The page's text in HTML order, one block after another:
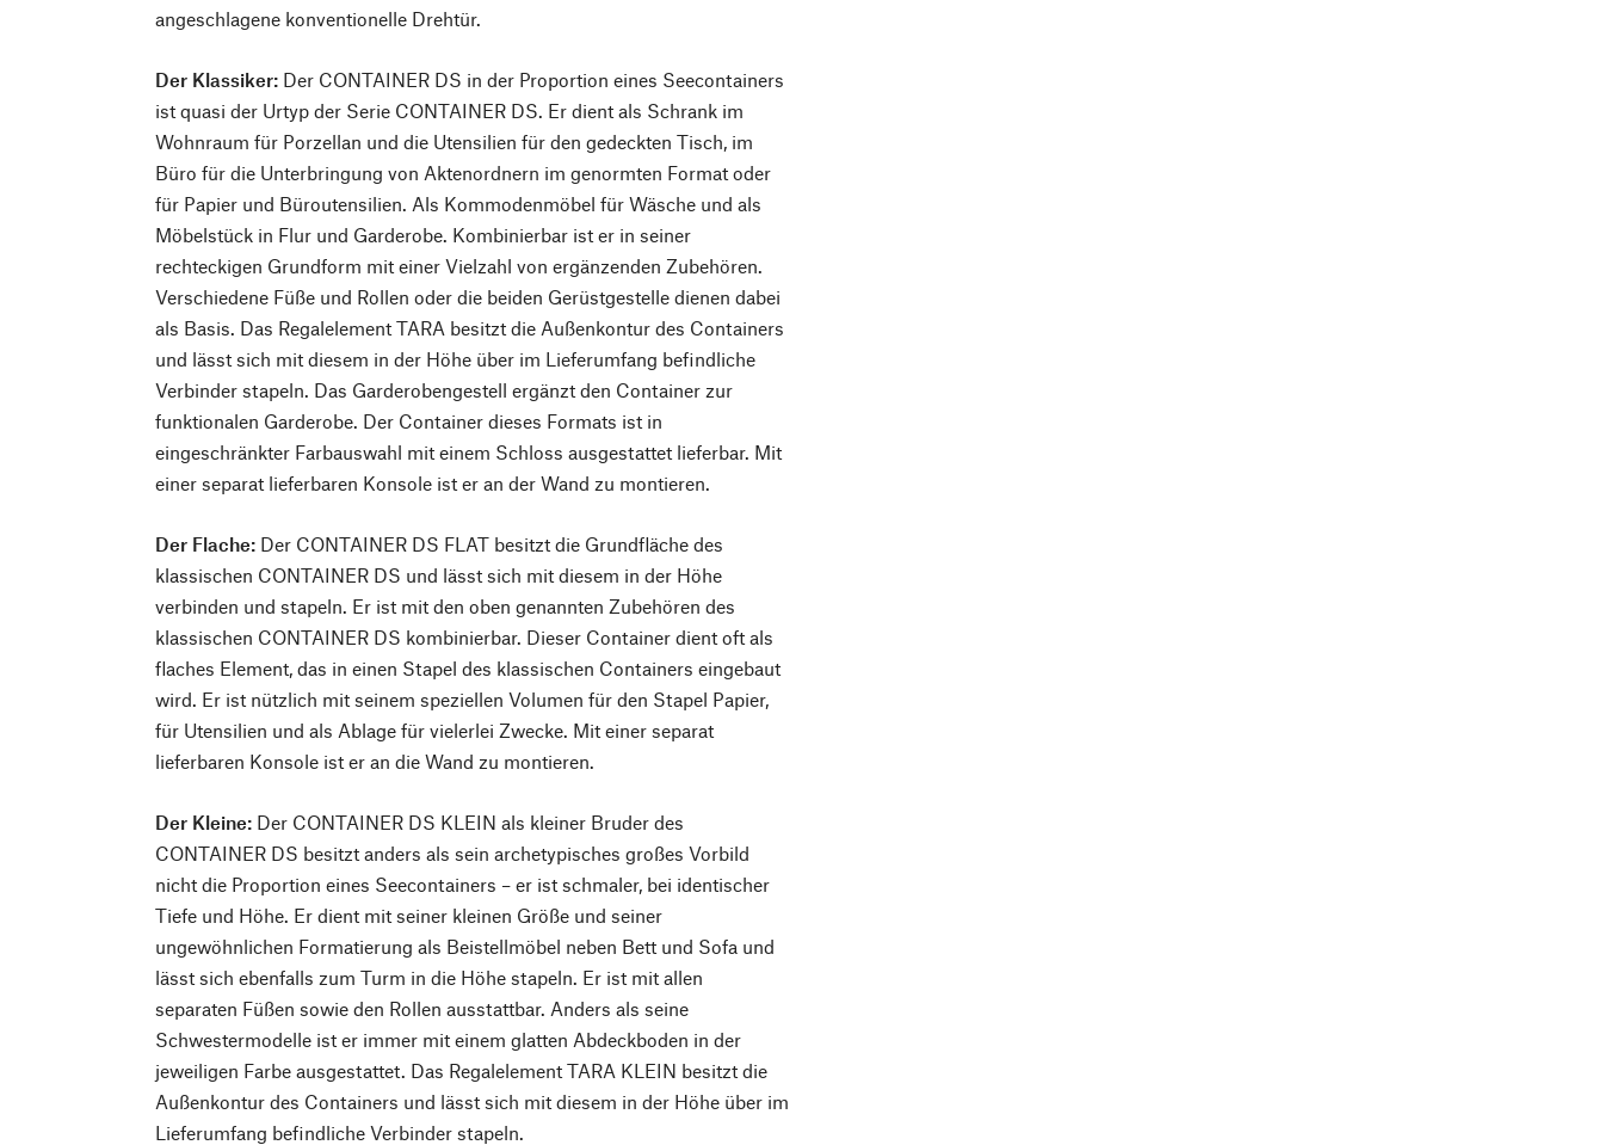
angeschlagene konventionelle Drehtür.
Der Klassiker: Der CONTAINER DS in der Proportion eines Seecontainers
ist quasi der Urtyp der Serie CONTAINER DS. Er dient als Schrank im
Wohnraum für Porzellan und die Utensilien für den gedeckten Tisch, im
Büro für die Unterbringung von Aktenordnern im genormten Format oder
für Papier und Büroutensilien. Als Kommodenmöbel für Wäsche und als
Möbelstück in Flur und Garderobe. Kombinierbar ist er in seiner
rechteckigen Grundform mit einer Vielzahl von ergänzenden Zubehören.
Verschiedene Füße und Rollen oder die beiden Gerüstgestelle dienen dabei
als Basis. Das Regalelement TARA besitzt die Außenkontur des Containers
und lässt sich mit diesem in der Höhe über im Lieferumfang befindliche
Verbinder stapeln. Das Garderobengestell ergänzt den Container zur
funktionalen Garderobe. Der Container dieses Formats ist in
eingeschränkter Farbauswahl mit einem Schloss ausgestattet lieferbar. Mit
einer separat lieferbaren Konsole ist er an der Wand zu montieren.
Der Flache: Der CONTAINER DS FLAT besitzt die Grundfläche des
klassischen CONTAINER DS und lässt sich mit diesem in der Höhe
verbinden und stapeln. Er ist mit den oben genannten Zubehören des
klassischen CONTAINER DS kombinierbar. Dieser Container dient oft als
flaches Element, das in einen Stapel des klassischen Containers eingebaut
wird. Er ist nützlich mit seinem speziellen Volumen für den Stapel Papier,
für Utensilien und als Ablage für vielerlei Zwecke. Mit einer separat
lieferbaren Konsole ist er an die Wand zu montieren.
Der Kleine: Der CONTAINER DS KLEIN als kleiner Bruder des
CONTAINER DS besitzt anders als sein archetypisches großes Vorbild
nicht die Proportion eines Seecontainers – er ist schmaler, bei identischer
Tiefe und Höhe. Er dient mit seiner kleinen Größe und seiner
ungewöhnlichen Formatierung als Beistellmöbel neben Bett und Sofa und
lässt sich ebenfalls zum Turm in die Höhe stapeln. Er ist mit allen
separaten Füßen sowie den Rollen ausstattbar. Anders als seine
Schwestermodelle ist er immer mit einem glatten Abdeckboden in der
jeweiligen Farbe ausgestattet. Das Regalelement TARA KLEIN besitzt die
Außenkontur des Containers und lässt sich mit diesem in der Höhe über im
Lieferumfang befindliche Verbinder stapeln.